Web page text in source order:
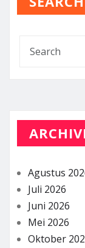
Agustus
Juli 2026
Juni 2026
Mei 2026
Oktober